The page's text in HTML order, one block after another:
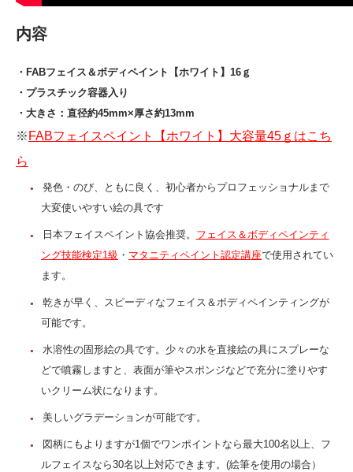
内容
・FABフェイス＆ボディペイント【ホワイト】16ｇ
・プラスチック容器入り
・大きさ：直径約45mm×厚さ約13mm
※ FABフェイスペイント【ホワイト】大容量45ｇはこち
ら
発色・のび、ともに良く、初心者からプロフェッショナルまで
大変使いやすい絵の具です
日本フェイスペイント協会推奨。 フェイス＆ボディペインティ
ング技能検定1級 ・ マタニティペイント認定講座で使用されてい
ます。
乾きが早く、スピーディなフェイス＆ボディペインティングが
可能です。
水溶性の固形絵の具です。少々の水を直接絵の具にスプレーな
どで噴霧しますと、表面が筆やスポンジなどで充分に塗りやす
いクリーム状になります。
美しいグラデーションが可能です。
図柄にもよりますが1個でワンポイントなら最大100名以上、フ
ルフェイスなら30名以上対応できます。(絵筆を使用の場合）